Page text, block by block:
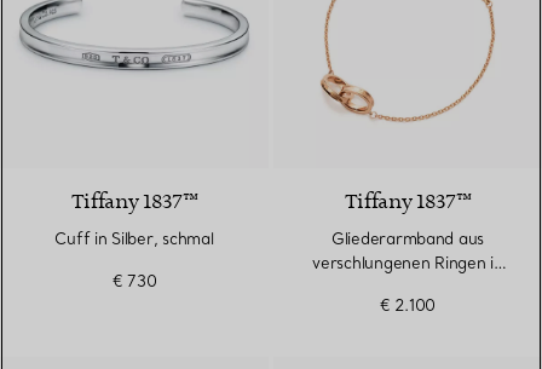
Tiffany 1837™
Cuff in Silber, schmal
€ 730
Tiffany 1837™
Gliederarmband aus
verschlungenen Ringen in
€ 2.100